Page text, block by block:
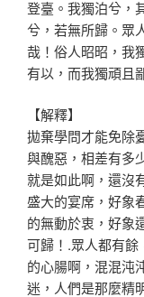
登臺。我獨泊兮，
兮，若無所歸。眾
哉！俗人昭昭，我
有以，而我獨頑且
【解釋】
拋棄學問才能免除
與醜惡，相差有多
就是如此啊，還沒
盛大的宴席，好象
的無動於衷，好象
可歸！.眾人都有
的心腸啊，混混沌
迷，人們是那麼精